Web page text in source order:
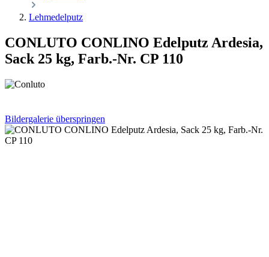
Lehmedelputz
CONLUTO CONLINO Edelputz Ardesia,
Sack 25 kg, Farb.-Nr. CP 110
Bildergalerie überspringen